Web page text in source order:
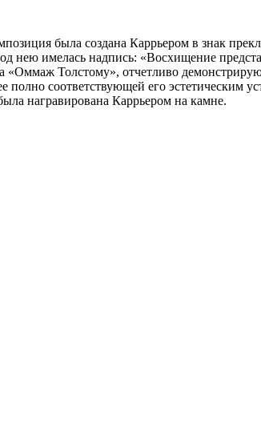
была создана Каррьером в знак
нею имелась надпись: «Восхищение
«Оммаж Толстому», отчетливо
соответствующей его эстетическим
награвирована Каррьером на камне.